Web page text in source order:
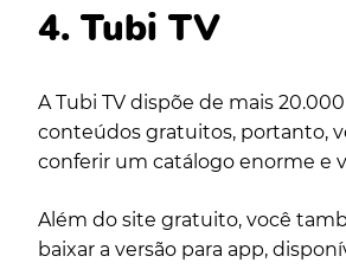
4. Tubi TV
A Tubi TV dispõe de mais
conteúdos gratuitos, portanto,
conferir um catálogo enorme e
Além do site gratuito, você
baixar a versão para app,